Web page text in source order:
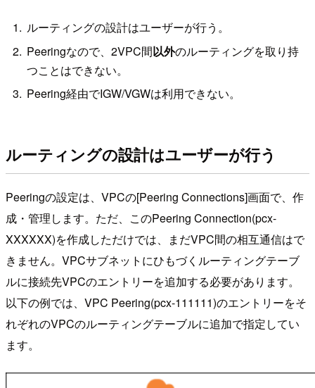
ルーティングの設計はユーザーが行う。
Peeringなので、2VPC間以外のルーティングを取り持
つことはできない。
Peering経由でIGW/VGWは利用できない。
ルーティングの設計はユーザーが行う
Peeringの設定は、VPCの[Peering Connections]画面で、作
成・管理します。ただ、このPeering Connection(pcx-
XXXXXX)を作成しただけでは、まだVPC間の相互通信はで
きません。VPCサブネットにひもづくルーティングテーブ
ルに接続先VPCのエントリーを追加する必要があります。
以下の例では、VPC Peering(pcx-111111)のエントリーをそ
れぞれのVPCのルーティングテーブルに追加で指定してい
ます。